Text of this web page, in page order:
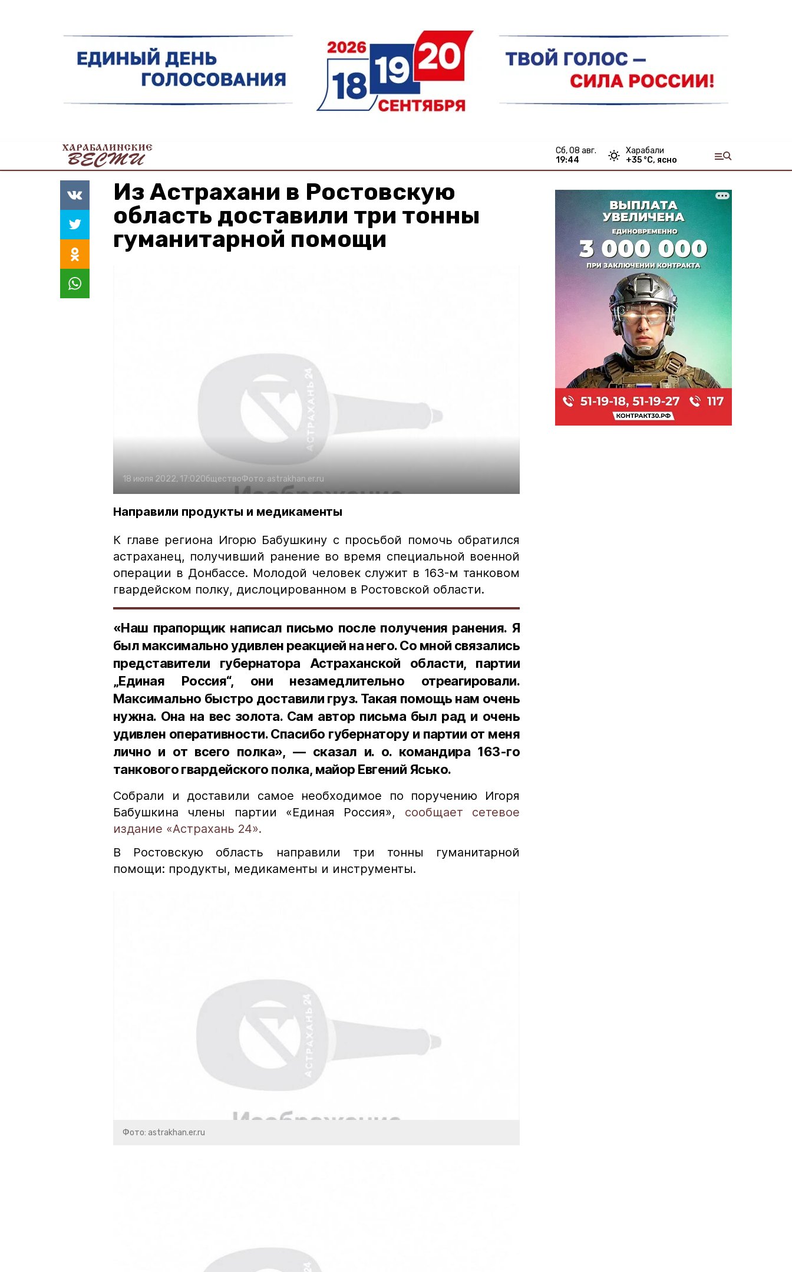
сб, 08 авг.
19:44
Харабали
+35 °С, ясно
Из Астрахани в Ростовскую
область доставили три тонны
гуманитарной помощи
18 июля 2022, 17:02ОбществоФото: astrakhan.er.ru
Направили продукты и медикаменты
К главе региона Игорю Бабушкину с просьбой помочь обратился
астраханец, получивший ранение во время специальной военной
операции в Донбассе. Молодой человек служит в 163-м танковом
гвардейском полку, дислоцированном в Ростовской области.
«Наш прапорщик написал письмо после получения ранения. Я
был максимально удивлен реакцией на него. Со мной связались
представители губернатора Астраханской области, партии
„Единая Россия“, они незамедлительно отреагировали.
Максимально быстро доставили груз. Такая помощь нам очень
нужна. Она на вес золота. Сам автор письма был рад и очень
удивлен оперативности. Спасибо губернатору и партии от меня
лично и от всего полка», — сказал и. о. командира 163-го
танкового гвардейского полка, майор Евгений Ясько.
Собрали и доставили самое необходимое по поручению Игоря
Бабушкина члены партии «Единая Россия», сообщает сетевое
издание «Астрахань 24».
В Ростовскую область направили три тонны гуманитарной
помощи: продукты, медикаменты и инструменты.
Фото: astrakhan.er.ru